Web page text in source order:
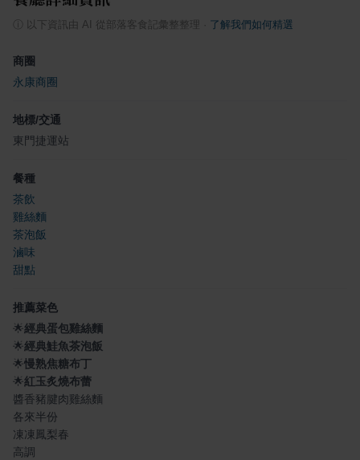
以下資訊由 AI 從部落客食記彙整整理 了解我們如何精選
商圈
永康商圈
地標/交通
東門捷運站
餐種
茶飲
雞絲麵
茶泡飯
滷味
甜點
推薦菜色
🌟經典蛋包雞絲麵
🌟經典鮭魚茶泡飯
🌟慢熟焦糖布丁
🌟紅玉炙燒布蕾
醬香豬腱肉雞絲麵
各來半份
凍凍鳳梨春
高調